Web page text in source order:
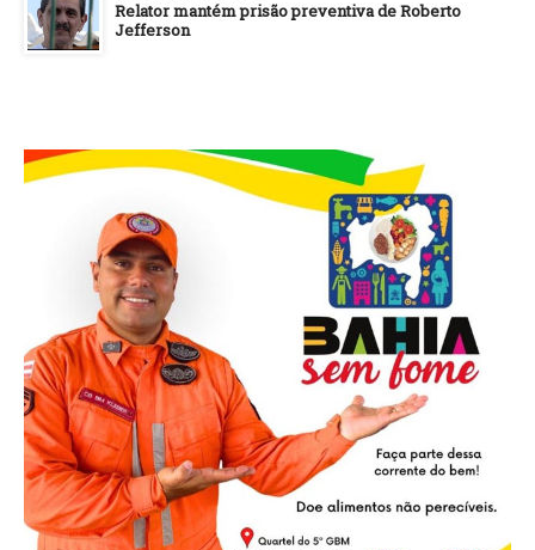
Relator mantém prisão preventiva de Roberto
Jefferson